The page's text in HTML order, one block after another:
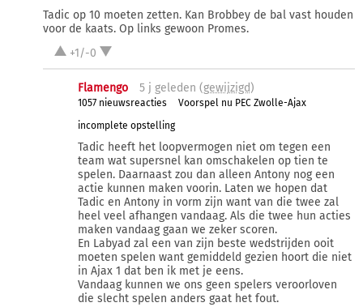
Tadic op 10 moeten zetten. Kan Brobbey de bal vast houden
voor de kaats. Op links gewoon Promes.
+1/-0
Flamengo 5 j geleden (gewijzigd)
1057 nieuwsreacties
Voorspel nu PEC Zwolle-Ajax
incomplete opstelling
Tadic heeft het loopvermogen niet om tegen een
team wat supersnel kan omschakelen op tien te
spelen. Daarnaast zou dan alleen Antony nog een
actie kunnen maken voorin. Laten we hopen dat
Tadic en Antony in vorm zijn want van die twee zal
heel veel afhangen vandaag. Als die twee hun acties
maken vandaag gaan we zeker scoren.
En Labyad zal een van zijn beste wedstrijden ooit
moeten spelen want gemiddeld gezien hoort die niet
in Ajax 1 dat ben ik met je eens.
Vandaag kunnen we ons geen spelers veroorloven
die slecht spelen anders gaat het fout.